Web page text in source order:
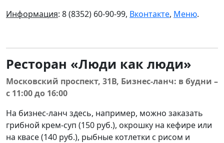
Информация: 8 (8352) 60-90-99, Вконтакте, Меню.
Ресторан «Люди как люди»
Московский проспект, 31В, Бизнес-ланч: в будни –
с 11:00 до 16:00
На бизнес-ланч здесь, например, можно заказать
грибной крем-суп (150 руб.), окрошку на кефире или
на квасе (140 руб.), рыбные котлетки с рисом и